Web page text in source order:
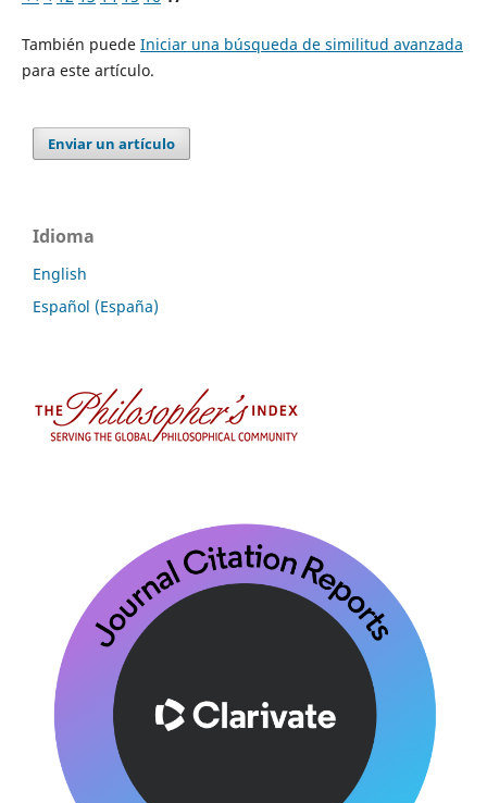
También puede Iniciar una búsqueda de similitud avanzada
para este artículo.
Enviar un artículo
Idioma
English
Español (España)